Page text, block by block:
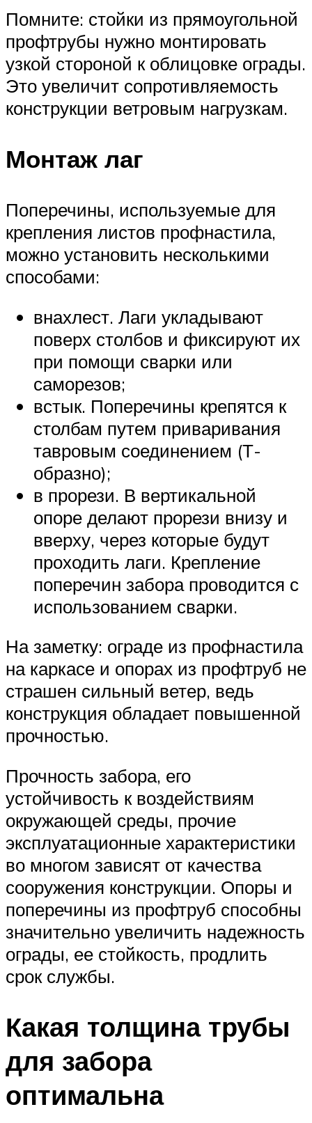
Помните: стойки из прямоугольной
профтрубы нужно монтировать
узкой стороной к облицовке ограды.
Это увеличит сопротивляемость
конструкции ветровым нагрузкам.
Монтаж лаг
Поперечины, используемые для
крепления листов профнастила,
можно установить несколькими
способами:
внахлест. Лаги укладывают
поверх столбов и фиксируют их
при помощи сварки или
саморезов;
встык. Поперечины крепятся к
столбам путем приваривания
тавровым соединением (Т-
образно);
в прорези. В вертикальной
опоре делают прорези внизу и
вверху, через которые будут
проходить лаги. Крепление
поперечин забора проводится с
использованием сварки.
На заметку: ограде из профнастила
на каркасе и опорах из профтруб не
страшен сильный ветер, ведь
конструкция обладает повышенной
прочностью.
Прочность забора, его
устойчивость к воздействиям
окружающей среды, прочие
эксплуатационные характеристики
во многом зависят от качества
сооружения конструкции. Опоры и
поперечины из профтруб способны
значительно увеличить надежность
ограды, ее стойкость, продлить
срок службы.
Какая толщина трубы
для забора
оптимальна